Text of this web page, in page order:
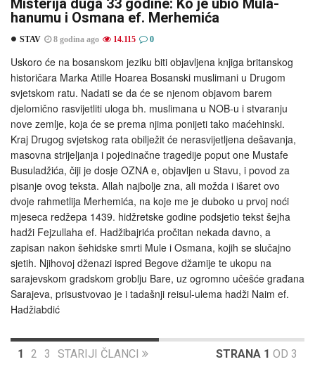
Misterija duga 33 godine: Ko je ubio Mula-
hanumu i Osmana ef. Merhemića
STAV 8 godina ago 14.115 0
Uskoro će na bosanskom jeziku biti objavljena knjiga britanskog
historičara Marka Atille Hoarea Bosanski muslimani u Drugom
svjetskom ratu. Nadati se da će se njenom objavom barem
djelomično rasvijetliti uloga bh. muslimana u NOB-u i stvaranju
nove zemlje, koja će se prema njima ponijeti tako maćehinski.
Kraj Drugog svjetskog rata obilježit će nerasvijetljena dešavanja,
masovna strijeljanja i pojedinačne tragedije poput one Mustafe
Busuladžića, čiji je dosje OZNA e, objavljen u Stavu, i povod za
pisanje ovog teksta. Allah najbolje zna, ali možda i išaret ovo
dvoje rahmetlija Merhemića, na koje me je duboko u prvoj noći
mjeseca redžepa 1439. hidžretske godine podsjetio tekst šejha
hadži Fejzullaha ef. Hadžibajrića pročitan nekada davno, a
zapisan nakon šehidske smrti Mule i Osmana, kojih se slučajno
sjetih. Njihovoj dženazi ispred Begove džamije te ukopu na
sarajevskom gradskom groblju Bare, uz ogromno učešće građana
Sarajeva, prisustvovao je i tadašnji reisul-ulema hadži Naim ef.
Hadžiabdić
1 2 3 STARIJI ČLANCI STRANA 1 OD 3